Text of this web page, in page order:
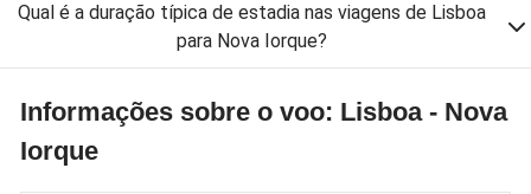
Qual é a duração típica de estadia nas viagens de Lisboa
para Nova Iorque?
Informações sobre o voo: Lisboa - Nova
Iorque